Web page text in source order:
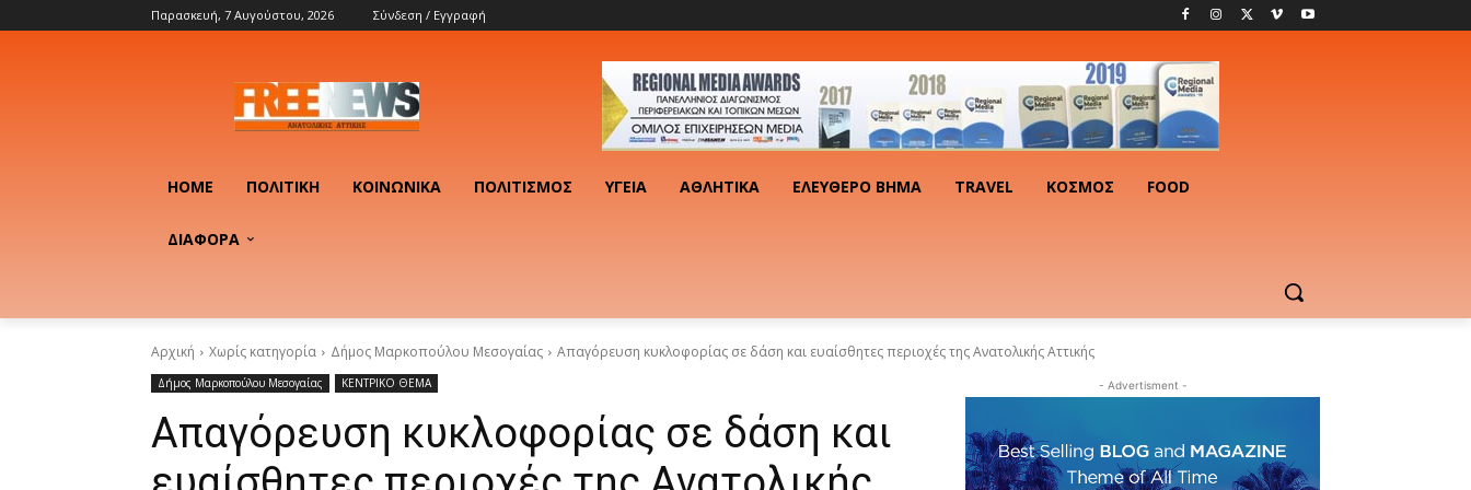
Παρασκευή, 7 Αυγούστου, 2026 Σύνδεση / Εγγραφή
HOME ΠΟΛΙΤΙΚΉ ΚΟΙΝΩΝΙΚΆ ΠΟΛΙΤΙΣΜΌΣ ΥΓΕΊΑ ΑΘΛΗΤΙΚΆ ΕΛΕΎΘΕΡΟ ΒΉΜΑ TRAVEL ΚΟΣΜΟΣ FOOD
ΔΙΑΦΟΡΑ
Αρχική Χωρίς κατηγορία Δήμος Μαρκοπούλου Μεσογαίας Απαγόρευση κυκλοφορίας σε δάση και ευαίσθητες περιοχές της Ανατολικής Αττικής
Δήμος Μαρκοπούλου Μεσογαίας ΚΕΝΤΡΙΚΟ ΘΕΜΑ
Απαγόρευση κυκλοφορίας σε δάση και
- Advertisment -